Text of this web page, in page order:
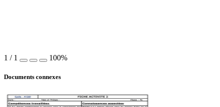
1 / 1 100%
Documents connexes